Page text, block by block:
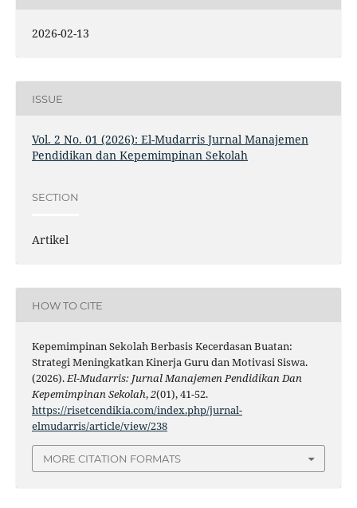
2026-02-13
ISSUE
Vol. 2 No. 01 (2026): El-Mudarris Jurnal Manajemen
Pendidikan dan Kepemimpinan Sekolah
SECTION
Artikel
HOW TO CITE
Kepemimpinan Sekolah Berbasis Kecerdasan Buatan:
Strategi Meningkatkan Kinerja Guru dan Motivasi Siswa.
(2026).El-Mudarris: Jurnal Manajemen Pendidikan Dan
Kepemimpinan Sekolah,2(01), 41-52.
https://risetcendikia.com/index.php/jurnal-
elmudarris/article/view/238
MORE CITATION FORMATS